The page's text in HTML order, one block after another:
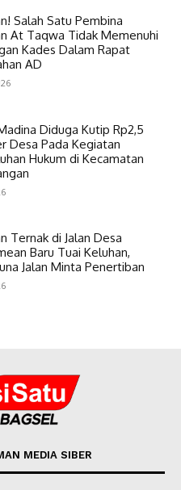
Salah Satu Pembina
At Taqwa Tidak Memenuhi
Kades Dalam Rapat
AD
Diduga Kutip Rp2,5
Desa Pada Kegiatan
Hukum di Kecamatan
Ternak di Jalan Desa
Baru Tuai Keluhan,
Jalan Minta Penertiban
MEDIA SIBER